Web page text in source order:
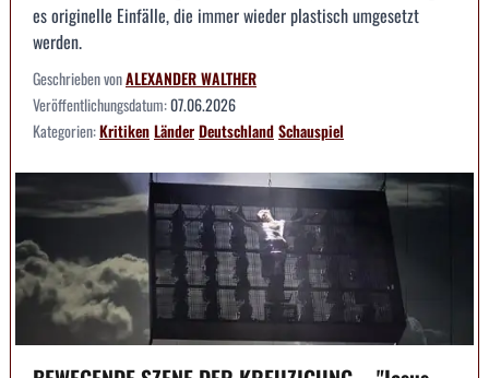
es originelle Einfälle, die immer wieder plastisch umgesetzt
werden.
Geschrieben vonALEXANDER WALTHER
Veröffentlichungsdatum:07.06.2026
Kategorien:KritikenLänderDeutschlandSchauspiel